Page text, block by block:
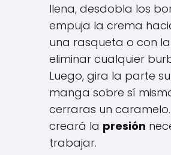
llena, desdobla los
empuja la crema
una rasqueta o con
eliminar cualquier
Luego, gira la parte
manga sobre sí
cerraras un caramelo.
creará la presión
trabajar.